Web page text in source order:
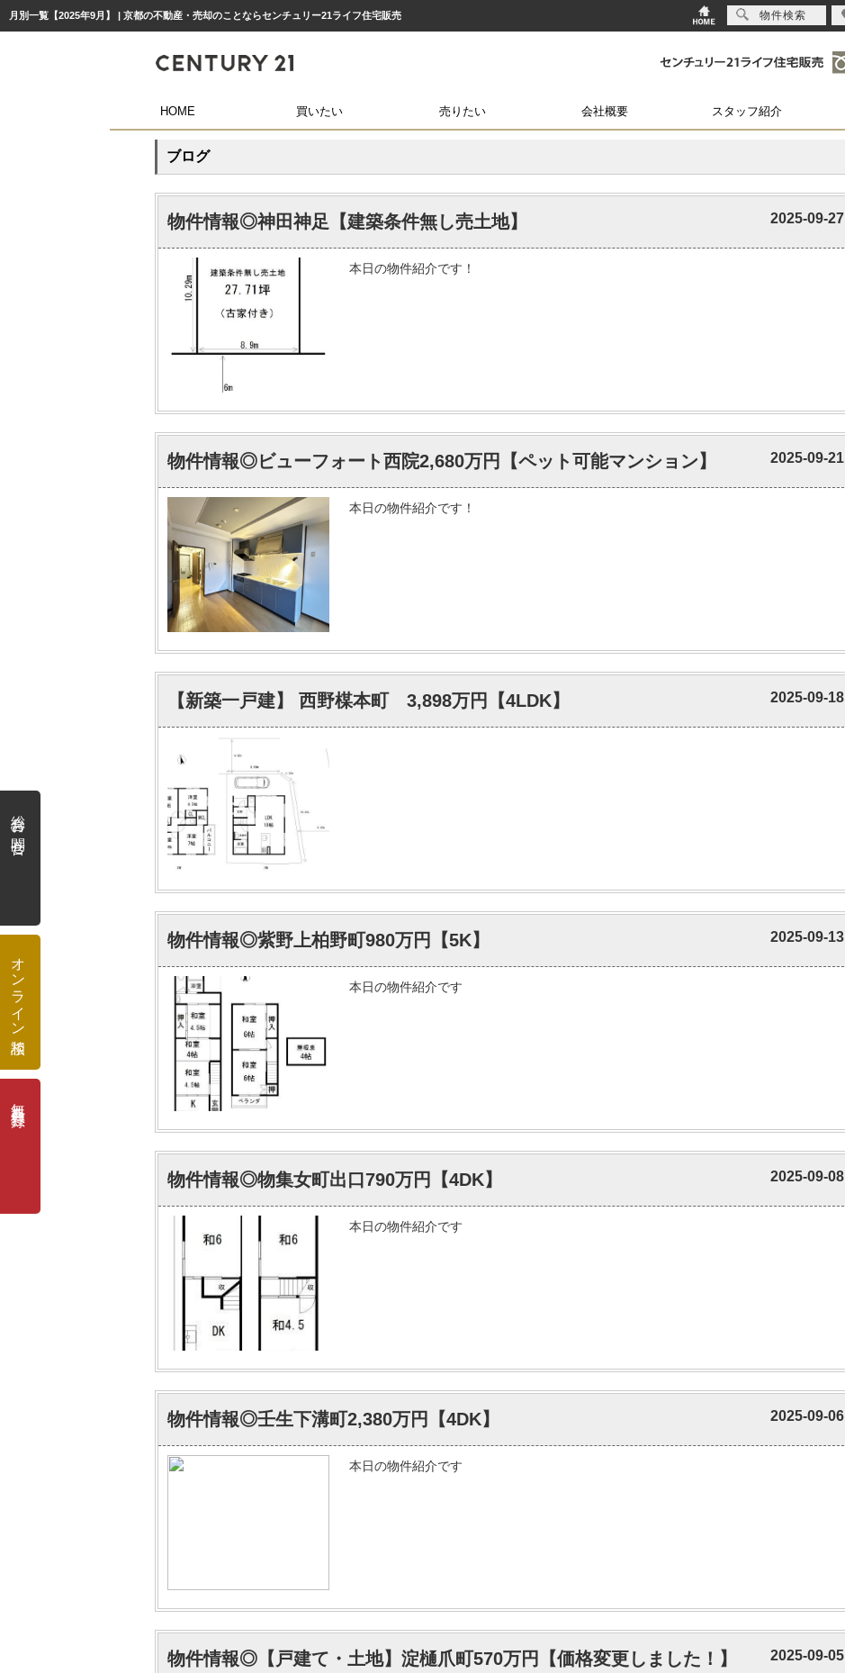
月別一覧【2025年9月】 | 京都の不動産・売却のことならセンチュリー21ライフ住宅販売
HOME 買いたい 売りたい 会社概要 スタッフ紹介
ブログ
物件情報◎神田神足【建築条件無し売土地】 2025-09-27
本日の物件紹介です！
物件情報◎ビューフォート西院2,680万円【ペット可能マンション】 2025-09-21
本日の物件紹介です！
【新築一戸建】 西野楳本町 3,898万円【4LDK】 2025-09-18
物件情報◎紫野上柏野町980万円【5K】 2025-09-13
本日の物件紹介です
物件情報◎物集女町出口790万円【4DK】 2025-09-08
本日の物件紹介です
物件情報◎壬生下溝町2,380万円【4DK】 2025-09-06
本日の物件紹介です
物件情報◎【戸建て・土地】淀樋爪町570万円【価格変更しました！】 2025-09-05
総合お問合せ
オンライン相談
物件検索